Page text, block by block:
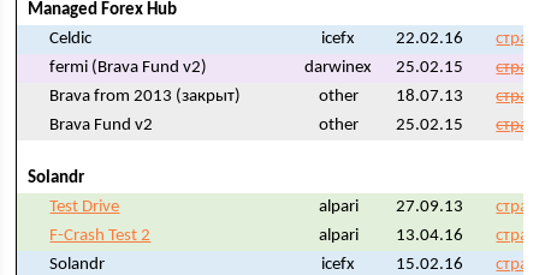
Managed Forex Hub
Celdic
icefx 22.02.16
fermi (Brava Fund v2)
darwinex 25.02.15
Brava from 2013 (закрыт)
other 18.07.13
Brava Fund v2
other 25.02.15
Solandr
Test Drive
alpari 27.09.13
F-Crash Test 2
alpari 13.04.16
Solandr
icefx 15.02.16